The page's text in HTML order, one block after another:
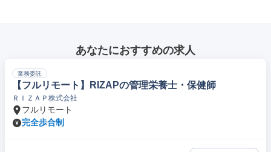
あなたにおすすめの求人
業務委託
【フルリモート】RIZAPの管理栄養士・保健師
ＲＩＺＡＰ株式会社
フルリモート
完全歩合制